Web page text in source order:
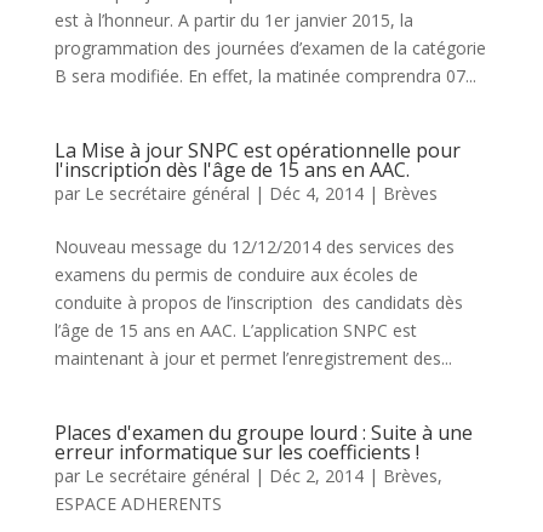
est à l’honneur. A partir du 1er janvier 2015, la
programmation des journées d’examen de la catégorie
B sera modifiée. En effet, la matinée comprendra 07...
La Mise à jour SNPC est opérationnelle pour
l'inscription dès l'âge de 15 ans en AAC.
par Le secrétaire général | Déc 4, 2014| Brèves
Nouveau message du 12/12/2014 des services des
examens du permis de conduire aux écoles de
conduite à propos de l’inscription des candidats dès
l’âge de 15 ans en AAC. L’application SNPC est
maintenant à jour et permet l’enregistrement des...
Places d'examen du groupe lourd : Suite à une
erreur informatique sur les coefficients !
par Le secrétaire général | Déc 2, 2014| Brèves,
ESPACE ADHERENTS